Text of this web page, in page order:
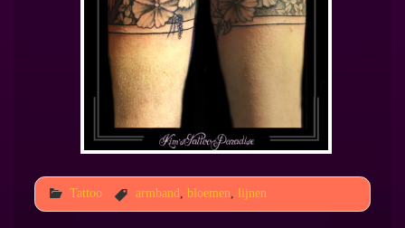
Tattoo armband bloemen lijnen